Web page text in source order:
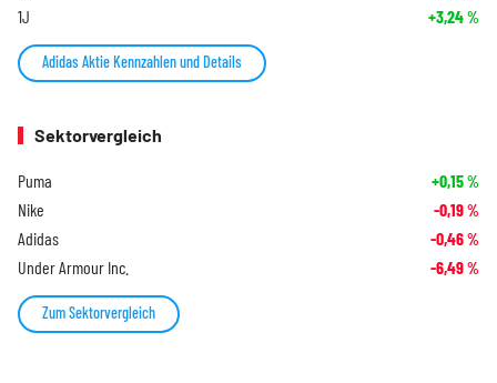
1J +3,24%
Adidas Aktie Kennzahlen und Details
Sektorvergleich
Puma +0,15%
Nike -0,19%
Adidas -0,46%
Under Armour Inc. -6,49%
Zum Sektorvergleich